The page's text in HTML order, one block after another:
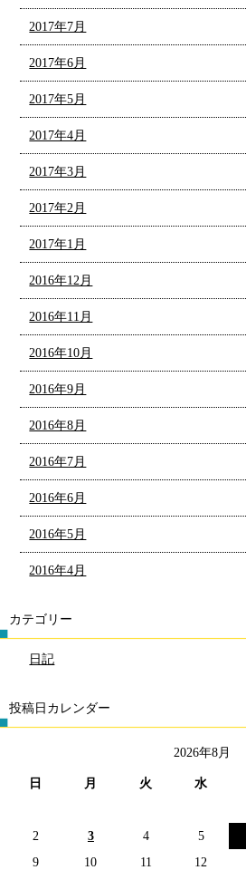
2017年7月
2017年6月
2017年5月
2017年4月
2017年3月
2017年2月
2017年1月
2016年12月
2016年11月
2016年10月
2016年9月
2016年8月
2016年7月
2016年6月
2016年5月
2016年4月
カテゴリー
日記
投稿日カレンダー
2026年8月
日 月 火 水
2
3 4 5
9
10 11 12